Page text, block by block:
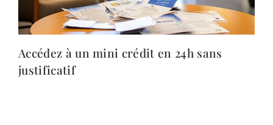
Accédez à un mini crédit en 24h sans
justificatif